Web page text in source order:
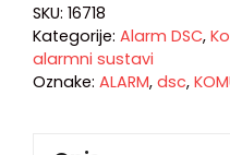
SKU: 16718
Kategorije: Alarm DSC,
alarmni sustavi
Oznake: ALARM, dsc,